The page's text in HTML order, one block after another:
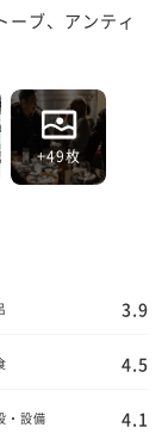
ーブ、アンティ
+49枚
3.9
4.5
・設備 4.1